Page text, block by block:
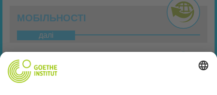
МОБІЛЬНОСТІ
далі
ОПТИКИ